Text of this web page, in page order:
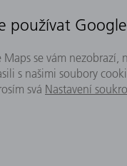
používat
Maps se vám nezobrazí,
s našimi soubory
svá Nastavení